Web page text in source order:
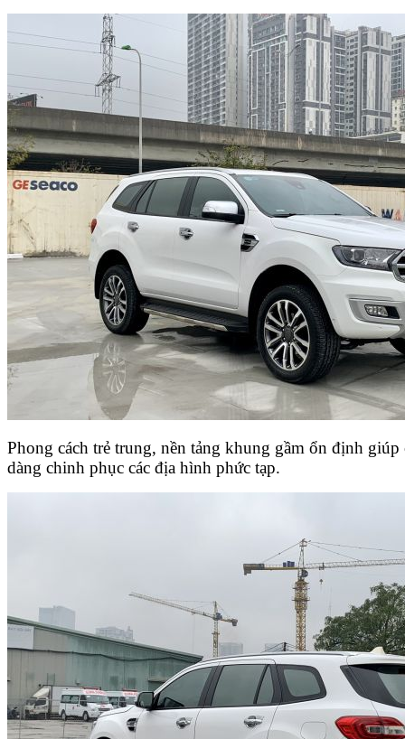
Phong cách trẻ trung, nền tảng khung gầm ổn định giúp
dàng chinh phục các địa hình phức tạp.